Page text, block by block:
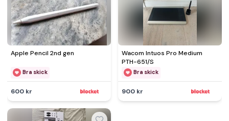
Apple Pencil 2nd gen
Bra skick
600 kr
Wacom Intuos Pro Medium
PTH-651/S
Bra skick
900 kr